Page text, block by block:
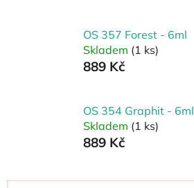
OS 357 Forest - 6ml
Skladem (1 ks)
889 Kč
OS 354 Graphit - 6ml
Skladem (1 ks)
889 Kč